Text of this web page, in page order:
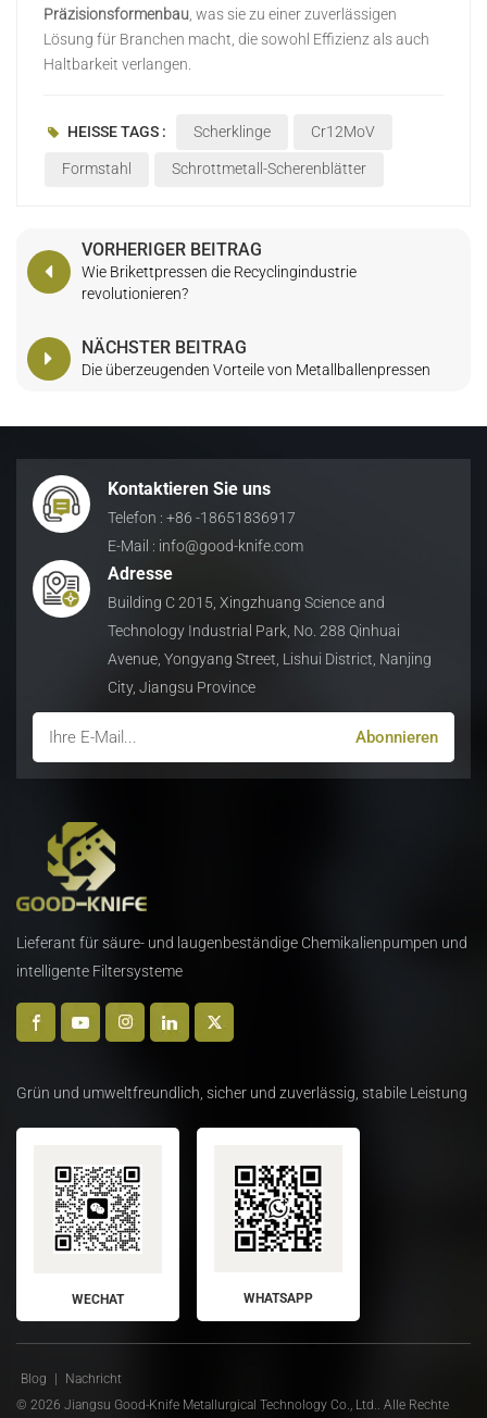
Präzisionsformenbau , was sie zu einer zuverlässigen
Lösung für Branchen macht, die sowohl Effizienz als auch
Haltbarkeit verlangen.
HEISSE TAGS : Scherklinge Cr12MoV
Formstahl Schrottmetall-Scherenblätter
VORHERIGER BEITRAG
Wie Brikettpressen die Recyclingindustrie
revolutionieren?
NÄCHSTER BEITRAG
Die überzeugenden Vorteile von Metallballenpressen
Kontaktieren Sie uns
Telefon : +86 -18651836917
E-Mail : info@good-knife.com
Adresse
Building C 2015, Xingzhuang Science and
Technology Industrial Park, No. 288 Qinhuai
Avenue, Yongyang Street, Lishui District, Nanjing
City, Jiangsu Province
Lieferant für säure- und laugenbeständige Chemikalienpumpen und
intelligente Filtersysteme
Grün und umweltfreundlich, sicher und zuverlässig, stabile Leistung
WECHAT WHATSAPP
Blog |
Nachricht
© 2026 Jiangsu Good-Knife Metallurgical Technology Co., Ltd.. Alle Rechte